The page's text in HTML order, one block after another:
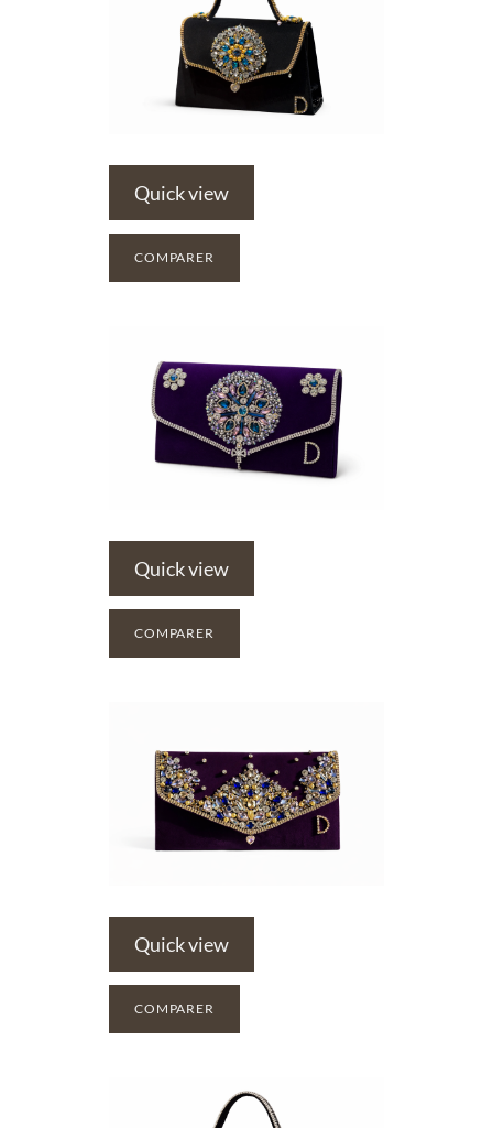
Quick view
COMPARER
Quick view
COMPARER
Quick view
COMPARER